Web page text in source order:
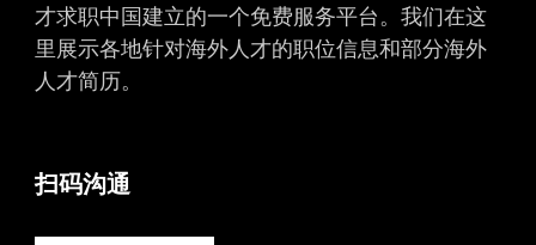
才求职中国建立的一个免费服务平台。我们在这
里展示各地针对海外人才的职位信息和部分海外
人才简历。
扫码沟通